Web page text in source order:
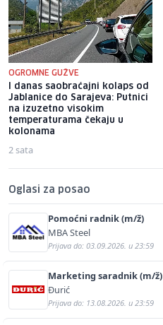
OGROMNE GUŽVE
I danas saobraćajni kolaps od
Jablanice do Sarajeva: Putnici
na izuzetno visokim
temperaturama čekaju u
kolonama
2 sata
Oglasi za posao
Pomoćni radnik (m/ž)
MBA Steel
Prijava do: 03.09.2026. u 23:59
Marketing saradnik (m/ž)
Đurić
Prijava do: 13.08.2026. u 23:59